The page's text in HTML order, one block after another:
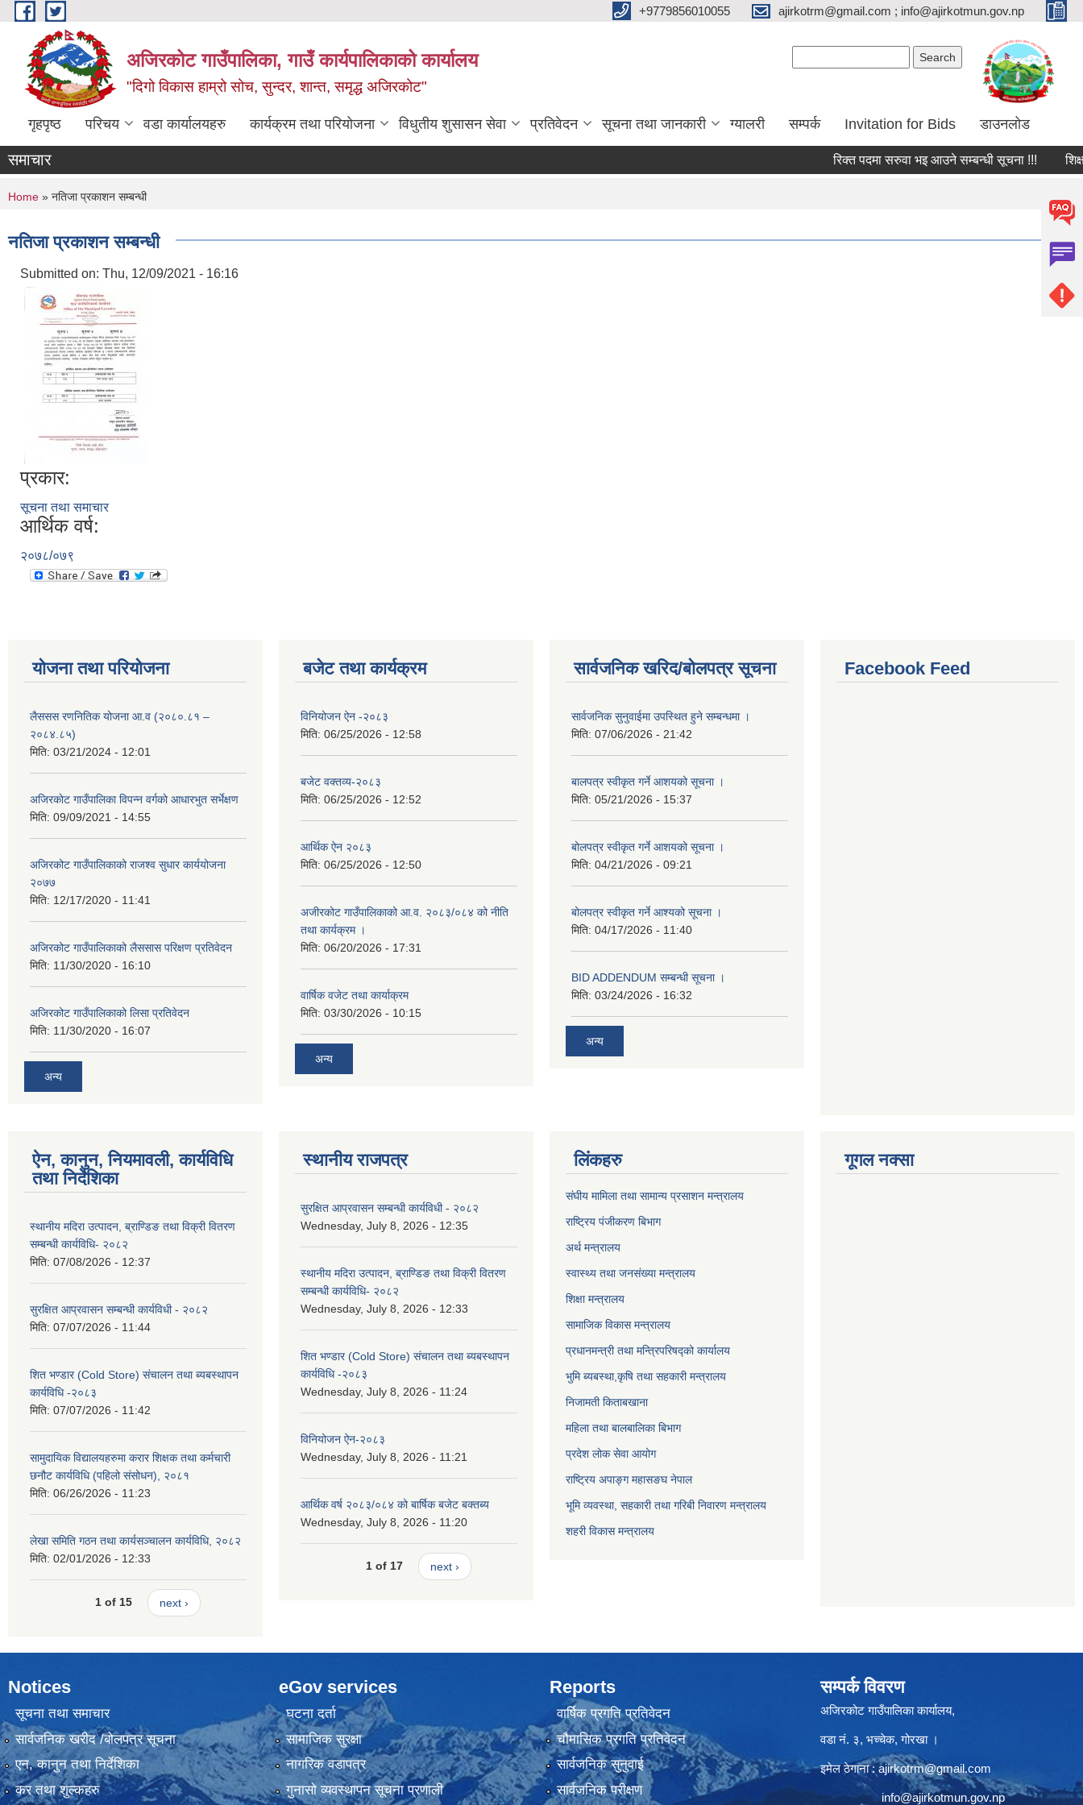
Skip to main content +9779856010055 ajirkotrm@gmail.com ; info@ajirkotmun.gov.np
अजिरकोट गाउँपालिका, गाउँ कार्यपालिकाको कार्यालय
"दिगो विकास हाम्रो सोच, सुन्दर, शान्त, समृद्ध अजिरकोट"
गृहपृष्ठ परिचय वडा कार्यालयहरु कार्यक्रम तथा परियोजना विधुतीय शुसासन सेवा प्रतिवेदन सूचना तथा जानकारी ग्यालरी सम्पर्क Invitation for Bids डाउनलोड
समाचार रिक्त पदमा सरुवा भइ आउने सम्बन्धी सूचना !!!
You are here
Home » नतिजा प्रकाशन सम्बन्धी
नतिजा प्रकाशन सम्बन्धी
Submitted on: Thu, 12/09/2021 - 16:16
प्रकार:
सूचना तथा समाचार
आर्थिक वर्ष:
२०७८/०७९
योजना तथा परियोजना
लैससस रणनितिक योजना आ.व (२०८०.८१ –
२०८४.८५)
मिति: 03/21/2024 - 12:01
अजिरकाेट गाउँपालिका विपन्न वर्गकाे आधारभुत सर्भेक्षण
मिति: 09/09/2021 - 14:55
अजिरकोट गाउँपालिकाको राजश्व सुधार कार्ययोजना
२०७७
मिति: 12/17/2020 - 11:41
अजिरकोट गाउँपालिकाको लैससास परिक्षण प्रतिवेदन
मिति: 11/30/2020 - 16:10
अजिरकोट गाउँपालिकाको लिसा प्रतिवेदन
मिति: 11/30/2020 - 16:07
अन्य
बजेट तथा कार्यक्रम
विनियोजन ऐन -२०८३
मिति: 06/25/2026 - 12:58
बजेट वक्तव्य-२०८३
मिति: 06/25/2026 - 12:52
आर्थिक ऐन २०८३
मिति: 06/25/2026 - 12:50
अजीरकोट गाउँपालिकाको आ.व. २०८३/०८४ को नीति
तथा कार्यक्रम ।
मिति: 06/20/2026 - 17:31
वार्षिक वजेट तथा कार्याक्रम
मिति: 03/30/2026 - 10:15
अन्य
सार्वजनिक खरिद/बोलपत्र सूचना
सार्वजनिक सुनुवाईमा उपस्थित हुने सम्बन्धमा ।
मिति: 07/06/2026 - 21:42
बालपत्र स्वीकृत गर्ने आशयको सूचना ।
मिति: 05/21/2026 - 15:37
बोलपत्र स्वीकृत गर्ने आशयको सूचना ।
मिति: 04/21/2026 - 09:21
बोलपत्र स्वीकृत गर्ने आश्यको सूचना ।
मिति: 04/17/2026 - 11:40
BID ADDENDUM सम्बन्धी सूचना ।
मिति: 03/24/2026 - 16:32
अन्य
Facebook Feed
ऐन, कानुन, नियमावली, कार्यविधि
तथा निर्देशिका
स्थानीय मदिरा उत्पादन, ब्राण्डिङ तथा विक्री वितरण
सम्बन्धी कार्यविधि- २०८२
मिति: 07/08/2026 - 12:37
सुरक्षित आप्रवासन सम्बन्धी कार्यविधी - २०८२
मिति: 07/07/2026 - 11:44
शित भण्डार (Cold Store) संचालन तथा ब्यबस्थापन
कार्यविधि -२०८३
मिति: 07/07/2026 - 11:42
सामुदायिक विद्यालयहरुमा करार शिक्षक तथा कर्मचारी
छनौट कार्यविधि (पहिलो संसोधन), २०८१
मिति: 06/26/2026 - 11:23
लेखा समिति गठन तथा कार्यसञ्चालन कार्यविधि, २०८२
मिति: 02/01/2026 - 12:33
1 of 15 next ›
स्थानीय राजपत्र
सुरक्षित आप्रवासन सम्बन्धी कार्यविधी - २०८२
Wednesday, July 8, 2026 - 12:35
स्थानीय मदिरा उत्पादन, ब्राण्डिङ तथा विक्री वितरण
सम्बन्धी कार्यविधि- २०८२
Wednesday, July 8, 2026 - 12:33
शित भण्डार (Cold Store) संचालन तथा ब्यबस्थापन
कार्यविधि -२०८३
Wednesday, July 8, 2026 - 11:24
विनियोजन ऐन-२०८३
Wednesday, July 8, 2026 - 11:21
आर्थिक वर्ष २०८३/०८४ को बार्षिक बजेट बक्तब्य
Wednesday, July 8, 2026 - 11:20
1 of 17 next ›
लिंकहरु
संघीय मामिला तथा सामान्य प्रसाशन मन्त्रालय
राष्ट्रिय पंजीकरण बिभाग
अर्थ मन्त्रालय
स्वास्थ्य तथा जनसंख्या मन्त्रालय
शिक्षा मन्त्रालय
सामाजिक विकास मन्त्रालय
प्रधानमन्त्री तथा मन्त्रिपरिषद्को कार्यालय
भुमि ब्यबस्था,कृषि तथा सहकारी मन्त्रालय
निजामती किताबखाना
महिला तथा बालबालिका बिभाग
प्रदेश लोक सेवा आयोग
राष्ट्रिय अपाङ्ग महासङघ नेपाल
भूमि व्यवस्था, सहकारी तथा गरिबी निवारण मन्त्रालय
शहरी विकास मन्त्रालय
गूगल नक्सा
Notices
सूचना तथा समाचार
सार्वजनिक खरीद /बोलपत्र सूचना
एन, कानुन तथा निर्देशिका
कर तथा शुल्कहरु
eGov services
घटना दर्ता
सामाजिक सुरक्षा
नागरिक वडापत्र
गुनासो व्यवस्थापन सूचना प्रणाली
Reports
वार्षिक प्रगति प्रतिवेदन
चौमासिक प्रगति प्रतिवेदन
सार्वजनिक सुनुवाई
सार्वजनिक परीक्षण
सम्पर्क विवरण
अजिरकोट गाउँपालिका कार्यालय,
वडा नं. ३, भच्चेक, गोरखा ।
इमेल ठेगाना : ajirkotrm@gmail.com
info@ajirkotmun.gov.np